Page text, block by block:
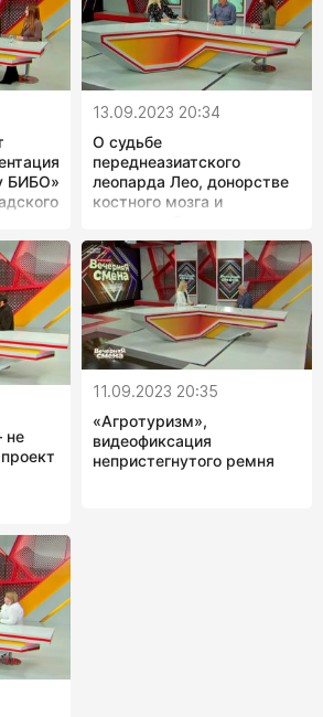
БИБО»
13.09.2023 20:34
О судьбе
переднеазиатского
леопарда Лео, донорстве
костного мозга и
самолета А320
не
11.09.2023 20:35
«Агротуризм»,
видеофиксация
непристегнутого ремня